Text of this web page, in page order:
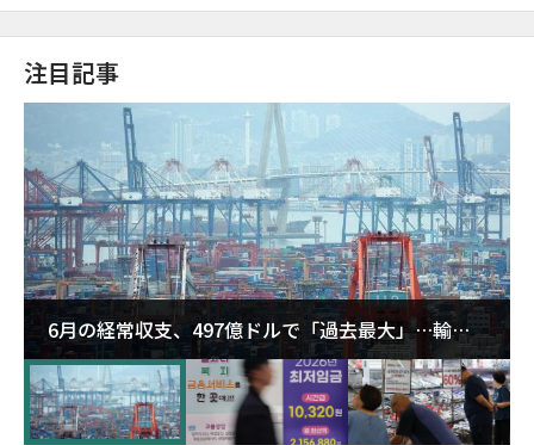
注目記事
6月の経常収支、497億ドルで「過去最大」…輸出
が初の1000億ドル突破